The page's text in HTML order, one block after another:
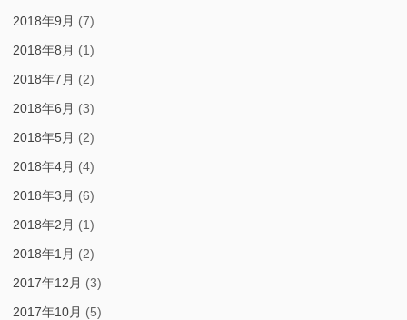
2018年9月 (7)
2018年8月 (1)
2018年7月 (2)
2018年6月 (3)
2018年5月 (2)
2018年4月 (4)
2018年3月 (6)
2018年2月 (1)
2018年1月 (2)
2017年12月 (3)
2017年10月 (5)